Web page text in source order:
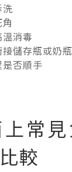
消毒
儲存瓶或奶瓶
否順手
常
較